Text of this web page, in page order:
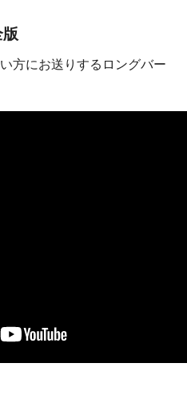
方にお送りするロングバー